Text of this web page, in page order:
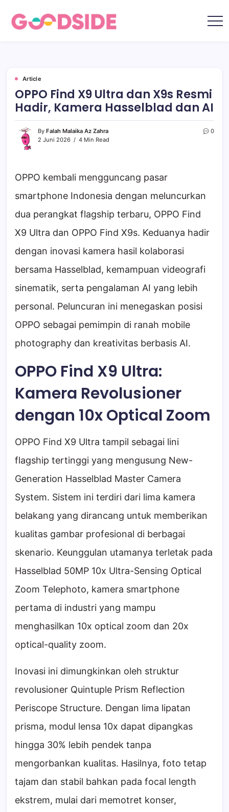
Gen
Indonesia
tentang
film,
teknologi,
gadget,
musik,
Article
OPPO Find X9 Ultra dan X9s Resmi
Hadir, Kamera Hasselblad dan AI
By Falah Malaika Az Zahra
2 Juni 2026
4 Min Read
0
OPPO kembali mengguncang pasar
smartphone Indonesia dengan meluncurkan
dua perangkat flagship terbaru, OPPO Find
X9 Ultra dan OPPO Find X9s. Keduanya hadir
dengan inovasi kamera hasil kolaborasi
bersama Hasselblad, kemampuan videografi
sinematik, serta pengalaman AI yang lebih
personal. Peluncuran ini menegaskan posisi
OPPO sebagai pemimpin di ranah mobile
photography dan kreativitas berbasis AI.
OPPO Find X9 Ultra:
Kamera Revolusioner
dengan 10x Optical Zoom
OPPO Find X9 Ultra tampil sebagai lini
flagship tertinggi yang mengusung New-
Generation Hasselblad Master Camera
System. Sistem ini terdiri dari lima kamera
belakang yang dirancang untuk memberikan
kualitas gambar profesional di berbagai
skenario. Keunggulan utamanya terletak pada
Hasselblad 50MP 10x Ultra-Sensing Optical
Zoom Telephoto, kamera smartphone
pertama di industri yang mampu
menghasilkan 10x optical zoom dan 20x
optical-quality zoom.
Inovasi ini dimungkinkan oleh struktur
revolusioner Quintuple Prism Reflection
Periscope Structure. Dengan lima lipatan
prisma, modul lensa 10x dapat dipangkas
hingga 30% lebih pendek tanpa
mengorbankan kualitas. Hasilnya, foto tetap
tajam dan stabil bahkan pada focal length
ekstrem, mulai dari memotret konser,